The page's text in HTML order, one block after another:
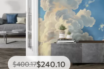
$400.17$240 .10